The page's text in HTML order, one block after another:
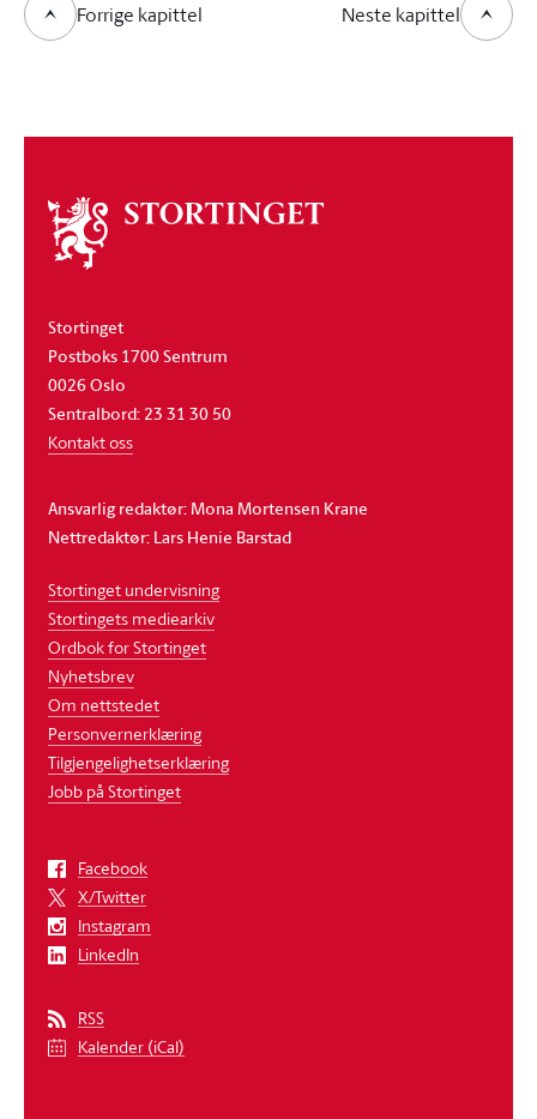
Forrige kapittel Neste kapittel
Om
stortinget
Stortinget
Postboks 1700 Sentrum
0026 Oslo
Sentralbord: 23 31 30 50
Kontakt oss
Ansvarlig redaktør: Mona Mortensen Krane
Nettredaktør: Lars Henie Barstad
Stortinget undervisning
Stortingets mediearkiv
Ordbok for Stortinget
Nyhetsbrev
Om nettstedet
Personvernerklæring
Tilgjengelighetserklæring
Jobb på Stortinget
Facebook
X/Twitter
Instagram
LinkedIn
RSS
Kalender (iCal)